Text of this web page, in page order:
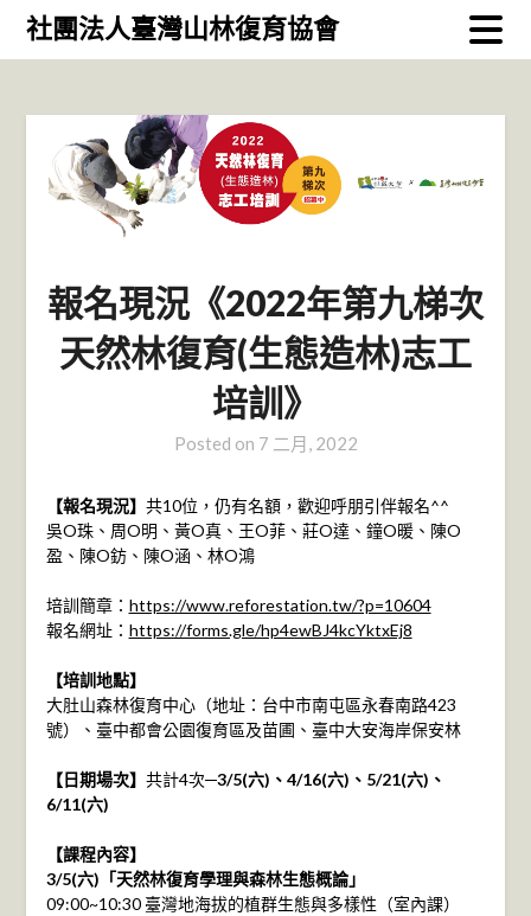
Skip社團法人臺灣山林復育協會
報名現況《2022年第九梯次
天然林復育(生態造林)志工
培訓》
Posted on 7 二月, 2022
【報名現況】 共10位，仍有名額，歡迎呼朋引伴報名^^
吳O珠、周O明、黃O真、王O菲、莊O達、鐘O暖、陳O
盈、陳O鈁、陳O涵、林O鴻
培訓簡章： https://www.reforestation.tw/?p=10604
報名網址： https://forms.gle/hp4ewBJ4kcYktxEj8
【培訓地點】
大肚山森林復育中心（地址：台中市南屯區永春南路423
號）、臺中都會公園復育區及苗圃、臺中大安海岸保安林
【日期場次】 共計4次─3/5(六)、4/16(六)、5/21(六)、
6/11(六)
【課程內容】
3/5(六)「天然林復育學理與森林生態概論」
09:00~10:30 臺灣地海拔的植群生態與多樣性（室內課）